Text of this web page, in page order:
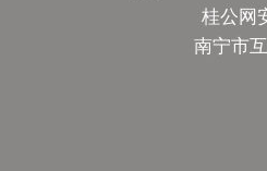
桂公网
南宁市